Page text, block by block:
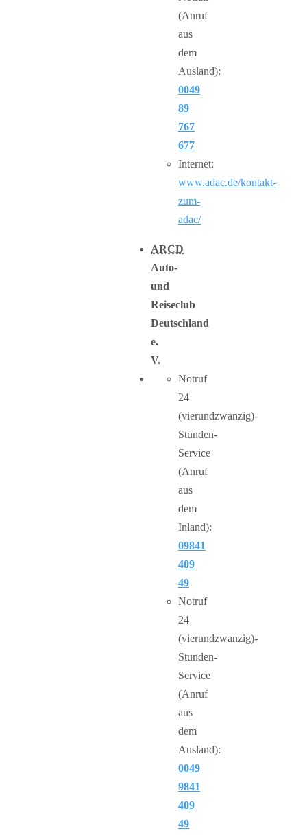
(Anruf
aus
dem
Ausland):
0049
89
767
677
Internet:
www.adac.de/kontakt-
zum-
adac/
ARCD
Auto-
und
Reiseclub
Deutschland
e.
V.
Notruf
24
(vierundzwanzig)-
Stunden-
Service
(Anruf
aus
dem
Inland):
09841
409
49
Notruf
24
(vierundzwanzig)-
Stunden-
Service
(Anruf
aus
dem
Ausland):
0049
9841
409
49